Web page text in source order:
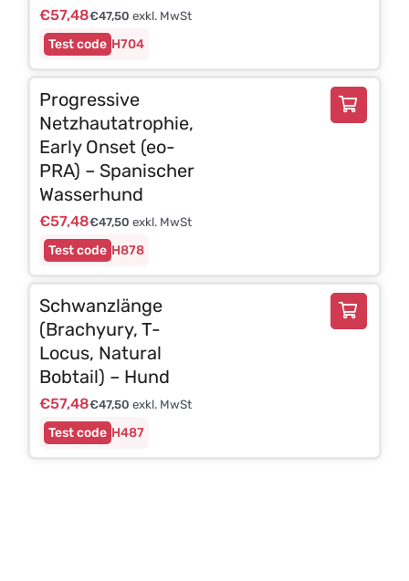
H704
€57,48€47,50 exkl. MwSt
H878
Progressive
Netzhautatrophie,
Early Onset (eo-
PRA) – Spanischer
Wasserhund
€57,48€47,50 exkl. MwSt
H487
Schwanzlänge
(Brachyury, T-
Locus, Natural
Bobtail) – Hund
€57,48€47,50 exkl. MwSt